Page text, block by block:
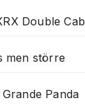
Double Cab
men större
Panda